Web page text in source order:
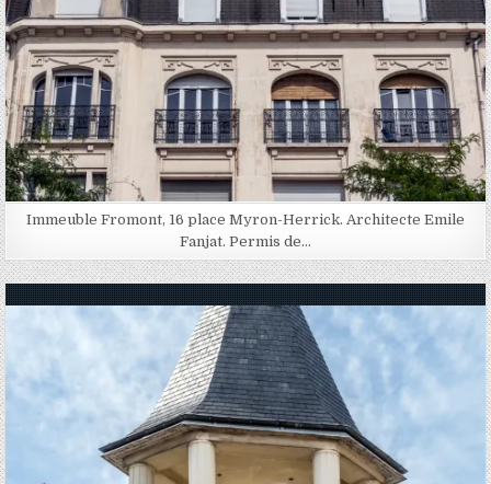
Immeuble Fromont, 16 place Myron-Herrick. Architecte Emile
Fanjat. Permis de…
Posted in